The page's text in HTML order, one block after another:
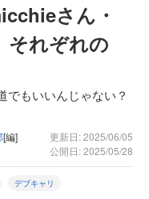
さん・
それぞれの
でもいいんじゃない？
[編]
更新日: 2025/06/05
公開日: 2025/05/28
デブキャリ